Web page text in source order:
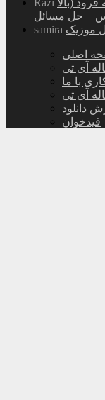
Razi (بالا
+ حل مسائل
samira
اصلی
آی تی
با ما
آی تی
دانلود
فیدخوان